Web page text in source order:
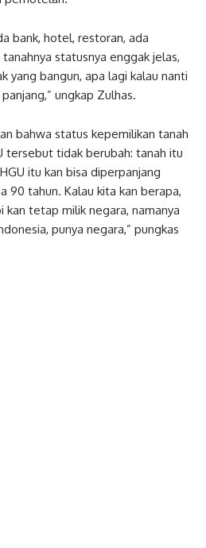
bank, hotel, restoran, ada
statusnya enggak jelas,
yang bangun, apa lagi kalau nanti
ungkap Zulhas.
bahwa status kepemilikan tanah
tersebut tidak berubah: tanah itu
itu kan bisa diperpanjang
90 tahun. Kalau kita kan berapa,
kan tetap milik negara, namanya
punya negara,” pungkas